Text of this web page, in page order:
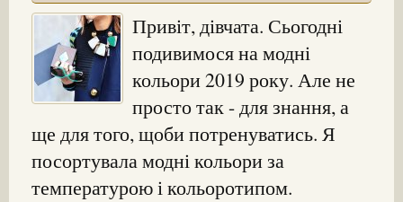
Привіт, дівчата. Сьогодні
подивимося на модні
кольори 2019 року. Але не
просто так - для знання, а
ще для того, щоби потренуватись. Я
посортувала модні кольори за
температурою і кольоротипом.